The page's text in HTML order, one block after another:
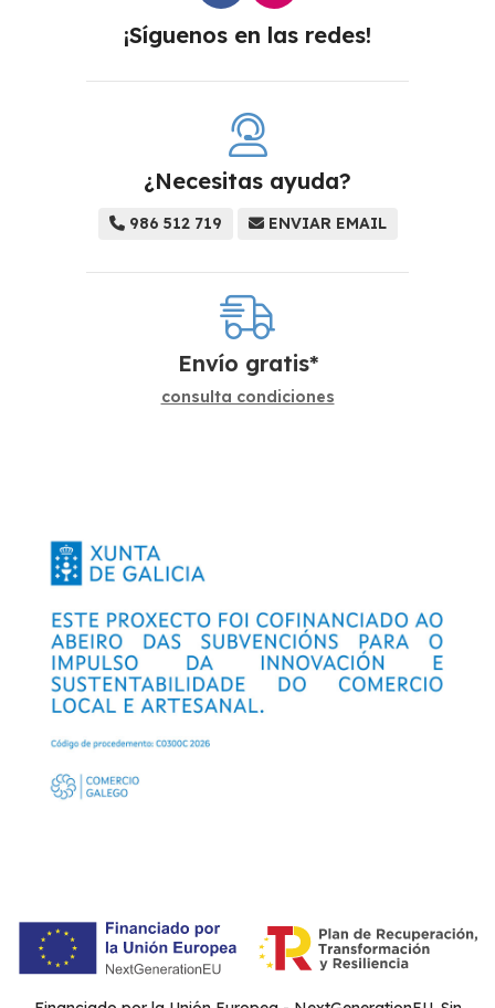
¡Síguenos en las redes!
¿Necesitas ayuda?
986 512 719 ENVIAR EMAIL
Envío gratis*
consulta condiciones